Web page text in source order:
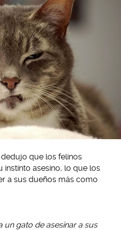
que los felinos
instinto asesino, lo que los
a sus dueños más como
un gato de asesinar a sus